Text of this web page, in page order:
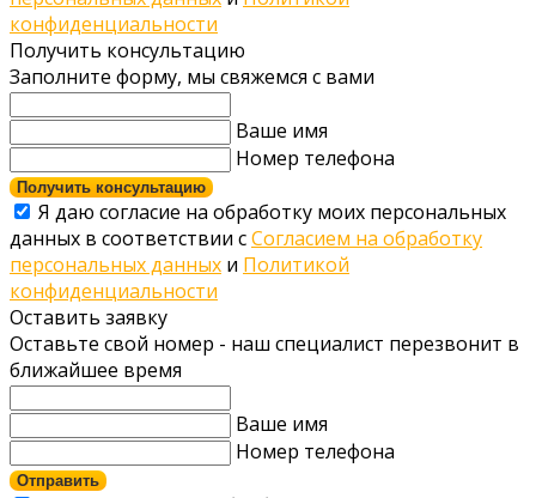
конфиденциальности
Получить консультацию
Заполните форму, мы свяжемся с вами
Ваше имя
Номер телефона
Получить консультацию
Я даю согласие на обработку моих персональных
данных в соответствии сСогласием на обработку
персональных данных и Политикой
конфиденциальности
Оставить заявку
Оставьте свой номер - наш специалист перезвонит в
ближайшее время
Ваше имя
Номер телефона
Отправить